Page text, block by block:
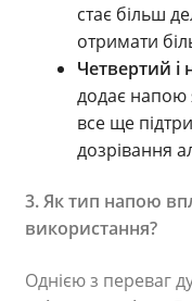
стає більш
отримати
Четвертий і
додає напою
все ще
дозрівання
3. Як тип напою
використання?
Однією з переваг